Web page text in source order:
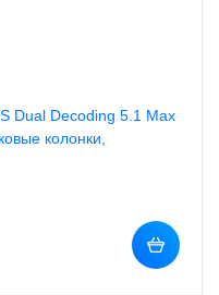
Dual Decoding 5.1 Max
колонки,